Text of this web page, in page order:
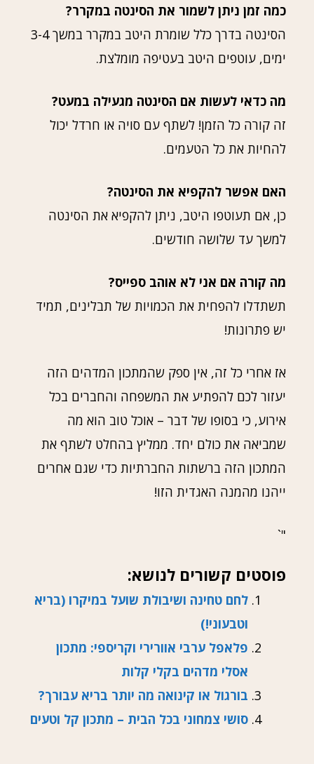
כמה זמן ניתן לשמור את הסינטה במקרר?
הסינטה בדרך כלל שומרת היטב במקרר במשך 3-4
ימים, עוטפים היטב בעטיפה מומלצת.
מה כדאי לעשות אם הסינטה מגעילה במעט?
זה קורה כל הזמן! לשתף עם סויה או חרדל יכול
להחיות את כל הטעמים.
האם אפשר להקפיא את הסינטה?
כן, אם תעוטפו היטב, ניתן להקפיא את הסינטה
למשך עד שלושה חודשים.
מה קורה אם אני לא אוהב ספייס?
תשתדלו להפחית את הכמויות של תבלינים, תמיד
יש פתרונות!
אז אחרי כל זה, אין ספק שהמתכון המדהים הזה
יעזור לכם להפתיע את המשפחה והחברים בכל
אירוע, כי בסופו של דבר – אוכל טוב הוא מה
שמביאה את כולם יחד. ממליץ בהחלט לשתף את
המתכון הזה ברשתות החברתיות כדי שגם אחרים
ייהנו מהמנה האגדית הזו!
"`
פוסטים קשורים לנושא:
לחם טחינה ושיבולת שועל במיקרו (בריא
וטבעוני!)
פלאפל ערבי אוורירי וקריספי: מתכון
אסלי מדהים בקלי קלות
בורגול או קינואה מה יותר בריא עבורך?
סושי צמחוני בכל הבית – מתכון קל וטעים